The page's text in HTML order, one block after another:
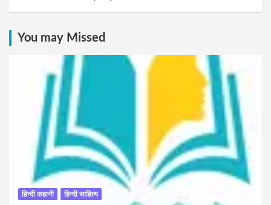
You may Missed
हिन्दी कहानी हिन्दी साहित्य